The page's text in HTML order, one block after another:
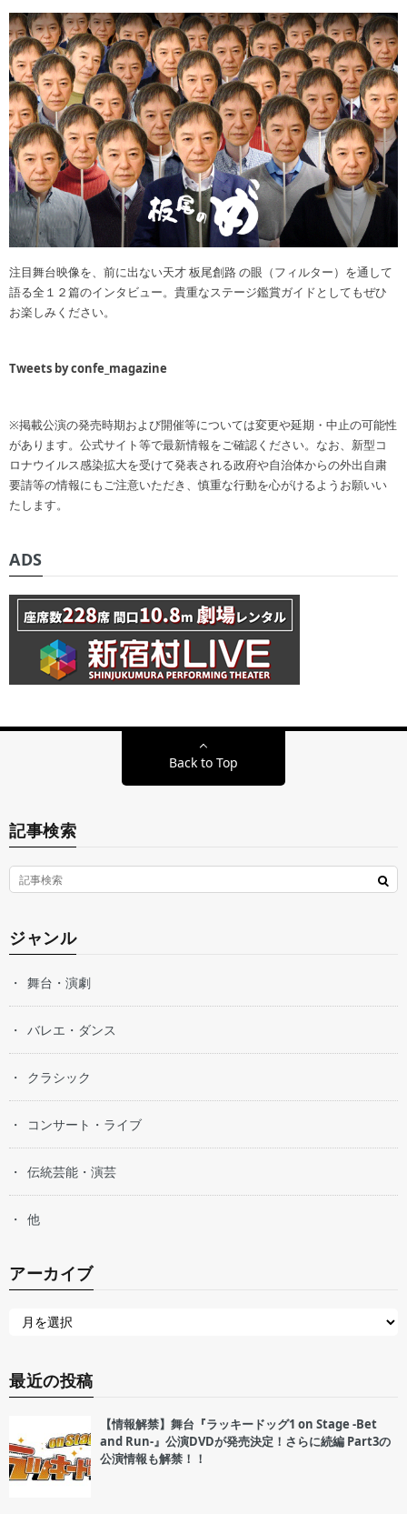
注目舞台映像を、前に出ない天才 板尾創路 の眼（フィルター）を通して
語る全１２篇のインタビュー。貴重なステージ鑑賞ガイドとしてもぜひ
お楽しみください。
Tweets by confe_magazine
※掲載公演の発売時期および開催等については変更や延期・中止の可能性
があります。公式サイト等で最新情報をご確認ください。なお、新型コ
ロナウイルス感染拡大を受けて発表される政府や自治体からの外出自粛
要請等の情報にもご注意いただき、慎重な行動を心がけるようお願いい
たします。
ADS
Back to Top
記事検索
ジャンル
舞台・演劇
バレエ・ダンス
クラシック
コンサート・ライブ
伝統芸能・演芸
他
アーカイブ
最近の投稿
【情報解禁】舞台『ラッキードッグ1 on Stage -Bet
and Run-』公演DVDが発売決定！さらに続編 Part3の
公演情報も解禁！！